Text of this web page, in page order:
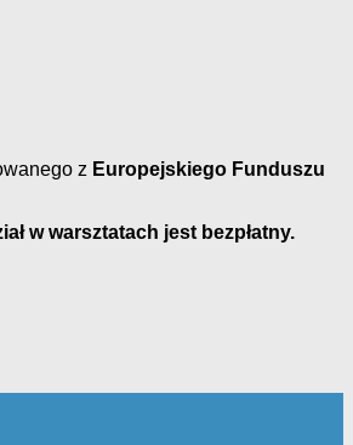
z Europejskiego Funduszu
w warsztatach jest bezpłatny.